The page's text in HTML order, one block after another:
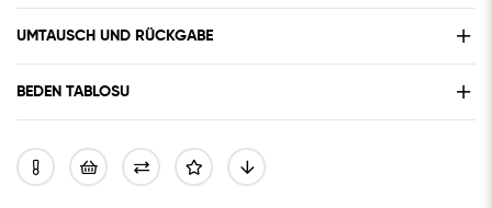
UMTAUSCH UND RÜCKGABE
BEDEN TABLOSU